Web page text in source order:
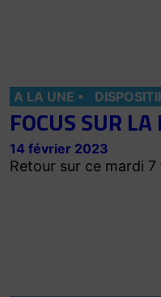
A LA UNE
FOCUS SUR
14 février 2023
Retour sur ce mardi